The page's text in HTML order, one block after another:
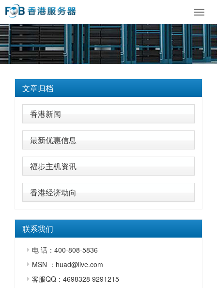
文章归档
香港新闻
最新优惠信息
福步主机资讯
香港经济动向
联系我们
电 话：400-808-5836
MSN ：huad@live.com
客服QQ：4698328 9291215